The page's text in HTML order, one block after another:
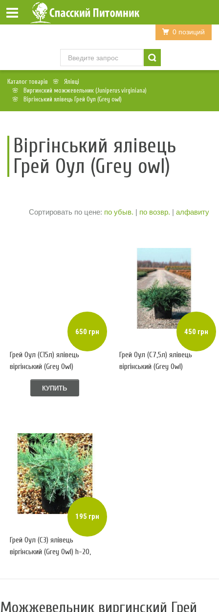
Войти Регистрация
0 позиций
Каталог товарів
Ялівці
Виргинский можжевельник (Juniperus virginiana)
Віргінський ялівець Грей Оул (Grey owl)
Віргінський ялівець
Грей Оул (Grey owl)
Сортировать по цене: по убыв. | по возвр. | алфавиту
650 грн
Грей Оул (С15л) ялівець
віргінський (Grey Owl)
КУПИТЬ
450 грн
Грей Оул (С7,5л) ялівець
віргінський (Grey Owl)
195 грн
Грей Оул (С3) ялівець
віргінський (Grey Owl) h-20,
Можжевельник виргинский Грей